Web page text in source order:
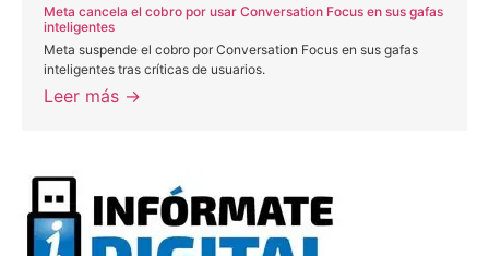
Meta cancela el cobro por usar Conversation Focus en sus gafas
inteligentes
Meta suspende el cobro por Conversation Focus en sus gafas
inteligentes tras críticas de usuarios.
Leer más →